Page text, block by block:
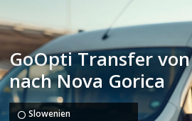
GoOpti Transfer
nach Nova Gorica
Slowenien